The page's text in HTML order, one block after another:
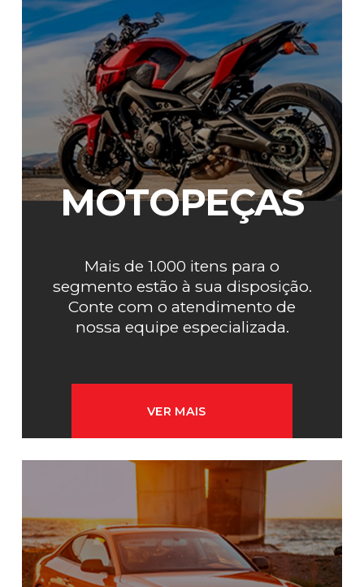
VER MAIS
MOTOPEÇAS
Mais de 1.000 itens para o
segmento estão à sua disposição.
Conte com o atendimento de
nossa equipe especializada.